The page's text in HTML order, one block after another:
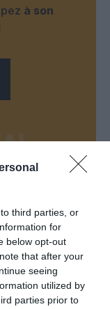
third parties, or
for
below opt-out
that after your
seeing
utilized by
parties prior to
à son
ouvre un pont